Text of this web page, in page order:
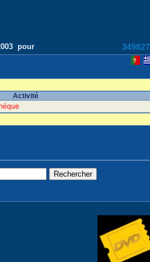
pour
Activité